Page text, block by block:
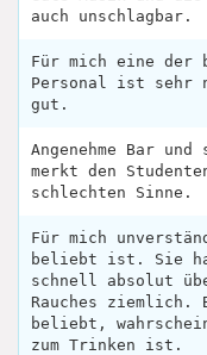
auch unschlagbar.
Für mich eine der
Personal ist sehr
gut.
Angenehme Bar
merkt den
schlechten Sinne.
Für mich
beliebt ist. Sie
schnell absolut
Rauches ziemlich.
beliebt,
zum Trinken ist.